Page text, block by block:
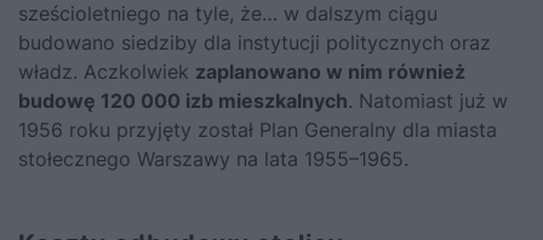
sześcioletniego na tyle, że… w dalszym ciągu
budowano siedziby dla instytucji politycznych oraz
władz. Aczkolwiek zaplanowano w nim również
budowę 120 000 izb mieszkalnych. Natomiast już w
1956 roku przyjęty został Plan Generalny dla miasta
stołecznego Warszawy na lata 1955–1965.